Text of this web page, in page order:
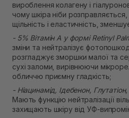
вироблення колагену і
чому шкіра ніби розправляється,
щільність і еластичність,
- 5% Вітамін А у формі Retinyl
зміни та нейтралізує
розгладжує зморшки малої та
сухі заломи, вирівнюючи
обличчю приємну гладкість;
- Ніацинамід, Ідебенон,
Мають функцію нейтралізації
захищають шкіру від УФ-